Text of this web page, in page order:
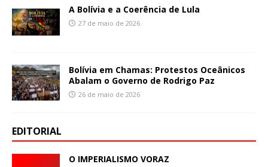
A Bolívia e a Coerência de Lula
27 de maio de 2026
Bolívia em Chamas: Protestos Oceânicos
Abalam o Governo de Rodrigo Paz
26 de maio de 2026
EDITORIAL
O IMPERIALISMO VORAZ